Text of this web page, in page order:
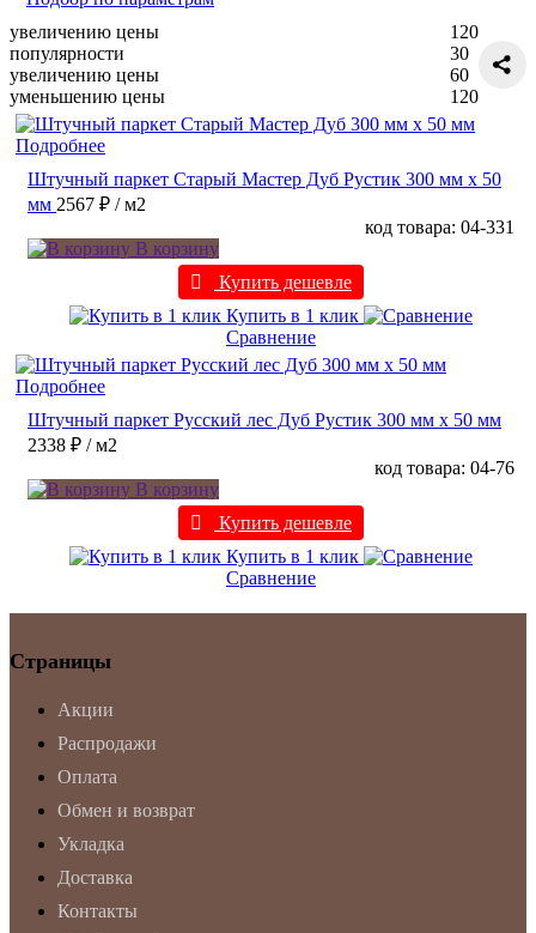
увеличению цены
популярности
увеличению цены
уменьшению цены
120
30
60
120
Подробнее
Штучный паркет Старый Мастер Дуб Рустик 300 мм х 50
мм 2567 ₽ / м2
код товара: 04-331
В корзину
Купить дешевле
Купить в 1 клик
Сравнение
Подробнее
Штучный паркет Русский лес Дуб Рустик 300 мм х 50 мм
2338 ₽ / м2
код товара: 04-76
В корзину
Купить дешевле
Купить в 1 клик
Сравнение
Страницы
Акции
Распродажи
Оплата
Обмен и возврат
Укладка
Доставка
Контакты